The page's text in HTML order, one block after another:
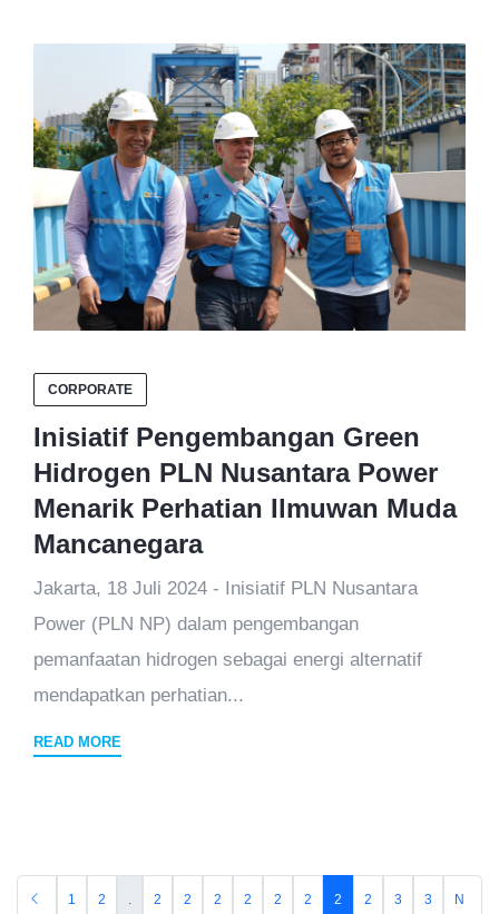
CORPORATE
Inisiatif Pengembangan Green
Hidrogen PLN Nusantara Power
Menarik Perhatian Ilmuwan Muda
Mancanegara
Jakarta, 18 Juli 2024 - Inisiatif PLN Nusantara
Power (PLN NP) dalam pengembangan
pemanfaatan hidrogen sebagai energi alternatif
mendapatkan perhatian...
READ MORE
1 2 2 2 2 2 2 2 2 2 3 3 N